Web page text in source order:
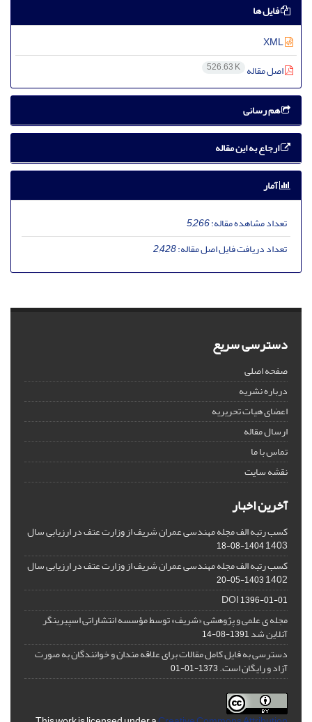
فایل ها
اصل مقاله 526.63 K
هم رسانی
ارجاع به این مقاله
آمار
تعداد مشاهده مقاله:5,266
تعداد دریافت فایل اصل مقاله:2,428
دسترسی سریع
صفحه اصلی
درباره نشریه
اعضای هیات تحریریه
ارسال مقاله
تماس با ما
نقشه سایت
آخرین اخبار
کسب رتبه الف مجله مهندسی عمران شریف از وزارت عتف در ارزیابی سال
1403
1404-08-18
کسب رتبه الف مجله مهندسی عمران شریف از وزارت عتف در ارزیابی سال
1402
1403-05-20
DOI1396-01-01
مجله ی علمی و پژوهشی «شریف» توسط مؤسسه انتشاراتی اسپیرینگر
آنلاین شد1391-08-14
دسترسی به فایل کامل مقالات برای علاقه مندان و خوانندگان به صورت
آزاد و رایگان است.1373-01-01